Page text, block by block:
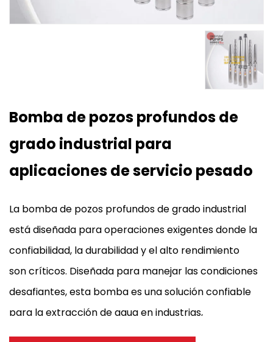
Bomba de pozos profundos de
grado industrial para
aplicaciones de servicio pesado
La bomba de pozos profundos de grado industrial
está diseñada para operaciones exigentes donde la
confiabilidad, la durabilidad y el alto rendimiento
son críticos. Diseñada para manejar las condiciones
desafiantes, esta bomba es una solución confiable
para la extracción de agua en industrias,
agricultura, construcción y otras aplicaciones de